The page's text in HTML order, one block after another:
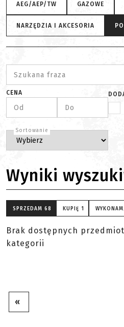
AEG/AEP/TW GAZOWE
NARZĘDZIA I AKCESORIA
Szukana fraza
CENA
Od Do
Sortowanie
Wyniki
SPRZEDAM 68 KUPIĘ 1
Brak dostępnych
kategorii
«